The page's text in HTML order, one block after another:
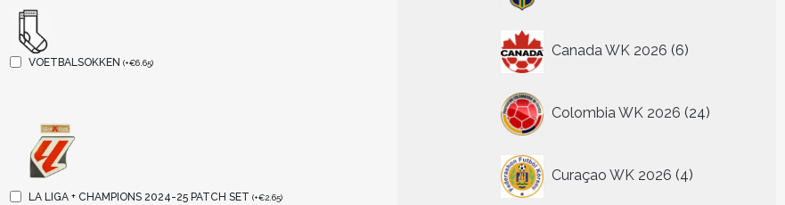
VOETBALSOKKEN(+€6.65)
LA LIGA + CHAMPIONS 2024-25 PATCH SET(+€2.65)
Canada WK 2026 6
producten
Colombia WK 2026 24
producten
Curaçao WK 2026 4
producten